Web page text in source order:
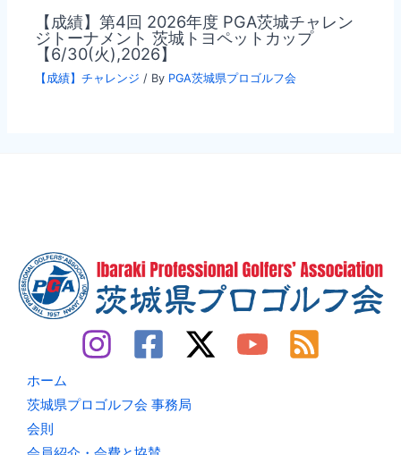
【成績】第4回 2026年度 PGA茨城チャレン
ジトーナメント 茨城トヨペットカップ
【6/30(火),2026】
【成績】チャレンジ / By PGA茨城県プロゴルフ会
ホーム
茨城県プロゴルフ会 事務局
会則